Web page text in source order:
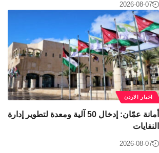
2026-08-07
اخبار الاردن
أمانة عمّان: إدخال 50 آلية ومعدة لتطوير إدارة
النفايات
2026-08-07